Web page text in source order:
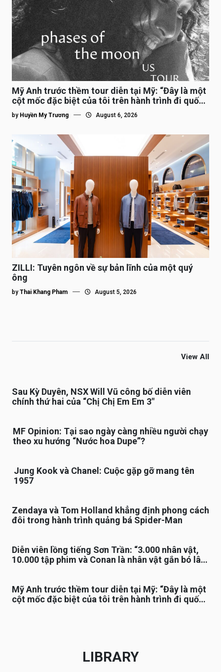
Mỹ Anh trước thềm tour diễn tại Mỹ: “Đây là một
cột mốc đặc biệt của tôi trên hành trình đi quốc
tế”
by Huyền My Trương August 6, 2026
ZILLI: Tuyên ngôn về sự bản lĩnh của một quý
ông
by Thai Khang Pham August 5, 2026
View All
Sau Kỳ Duyên, NSX Will Vũ công bố diễn viên
chính thứ hai của “Chị Chị Em Em 3″
MF Opinion: Tại sao ngày càng nhiều người chạy
theo xu hướng “Nước hoa Dupe”?
Jung Kook và Chanel: Cuộc gặp gỡ mang tên
1957
Zendaya và Tom Holland khẳng định phong cách
đôi trong hành trình quảng bá Spider-Man
Diễn viên lồng tiếng Sơn Trần: “3.000 nhân vật,
10.000 tập phim và Conan là nhân vật gắn bó lâu
Mỹ Anh trước thềm tour diễn tại Mỹ: “Đây là một
cột mốc đặc biệt của tôi trên hành trình đi quốc
LIBRARY